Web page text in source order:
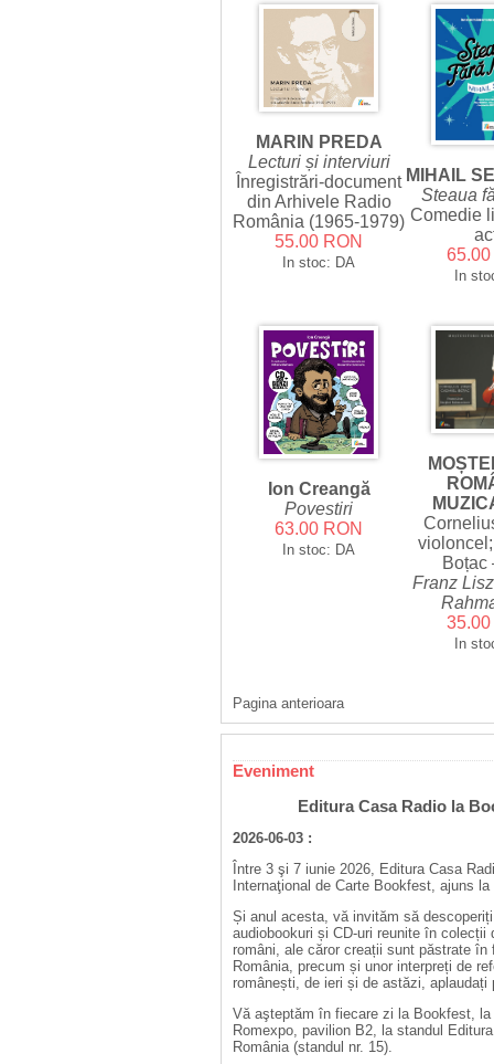
MARIN PREDA
Lecturi și interviuri
Înregistrări-document
din Arhivele Radio
România (1965-1979)
55.00 RON
In stoc: DA
MIHAIL
Steaua
Comedie
In
Ion Creangă
Povestiri
63.00 RON
In stoc: DA
Boțac
Franz
In
Pagina anterioara
Eveniment
Editura Casa Radio la
2026-06-03 :
Între 3 şi 7 iunie 2026, Editura Casa
Internaţional de Carte Bookfest, ajuns
Și anul acesta, vă invităm să
audiobookuri și CD-uri reunite în colecții
români, ale căror creații sunt păstrate în
România, precum și unor interpreți de
românești, de ieri și de astăzi, aplaudați
Vă aşteptăm în fiecare zi la Bookfest,
Romexpo, pavilion B2, la standul
România (standul nr. 15).